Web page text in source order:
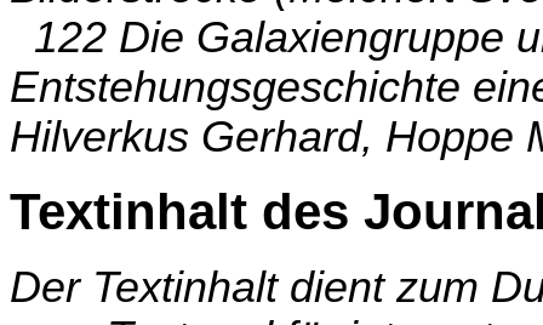
122 Die Galaxiengruppe
Entstehungsgeschichte
Hilverkus Gerhard, Hoppe
Textinhalt des
Der Textinhalt dient zum